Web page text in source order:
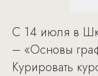
С 14 июля в
– «Основы
Курировать